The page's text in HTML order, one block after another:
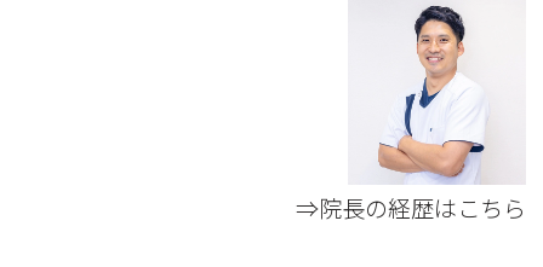
⇒院長の経歴はこちら